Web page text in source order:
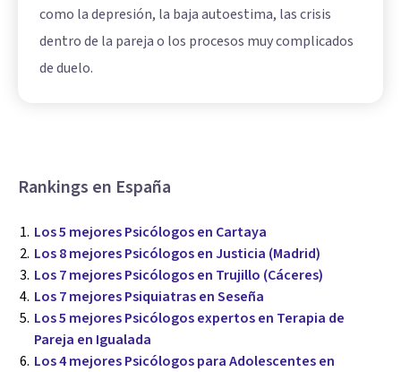
como la depresión, la baja autoestima, las crisis
dentro de la pareja o los procesos muy complicados
de duelo.
Rankings en España
Los 5 mejores Psicólogos en Cartaya
Los 8 mejores Psicólogos en Justicia (Madrid)
Los 7 mejores Psicólogos en Trujillo (Cáceres)
Los 7 mejores Psiquiatras en Seseña
Los 5 mejores Psicólogos expertos en Terapia de
Pareja en Igualada
Los 4 mejores Psicólogos para Adolescentes en